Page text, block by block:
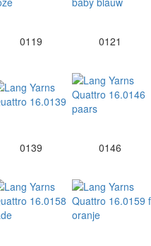
0119 0121
0139 0146